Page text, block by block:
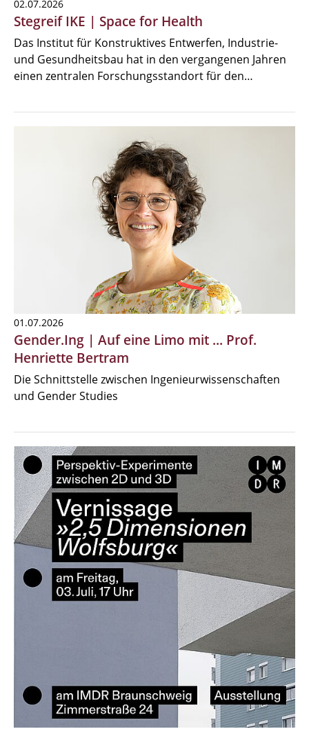
02.07.2026
Stegreif IKE | Space for Health
Das Institut für Konstruktives Entwerfen, Industrie-
und Gesundheitsbau hat in den vergangenen Jahren
einen zentralen Forschungsstandort für den…
01.07.2026
Gender.Ing | Auf eine Limo mit ... Prof.
Henriette Bertram
Die Schnittstelle zwischen Ingenieurwissenschaften
und Gender Studies